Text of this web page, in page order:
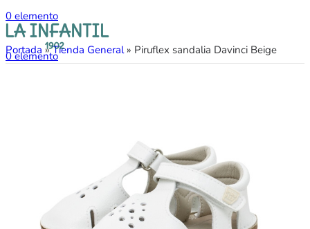
0 elemento
0elemento
Portada »Tienda General» Piruflex sandalia Davinci Beige